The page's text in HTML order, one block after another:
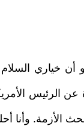
أن خياري
عن الرئيس
الأزمة. وأنا